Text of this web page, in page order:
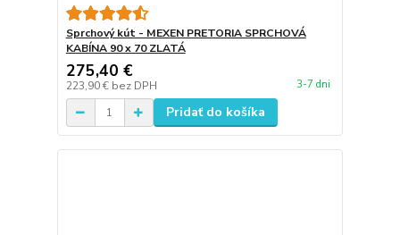
Sprchový kút - MEXEN PRETORIA SPRCHOVÁ
KABÍNA 90 x 70 ZLATÁ
275,40 €
223,90 € bez DPH 3-7 dni
Pridať do košíka